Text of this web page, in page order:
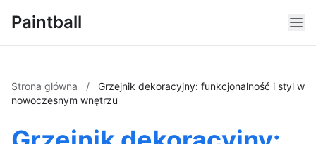
Paintball
Strona główna /
Grzejnik dekoracyjny: funkcjonalność i styl w
nowoczesnym wnętrzu